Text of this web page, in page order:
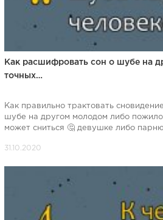
Как расшифровать сон о шубе на
точных…
Как правильно трактовать
шубе на другом молодом либо
может сниться 🤔 девушке либо парню